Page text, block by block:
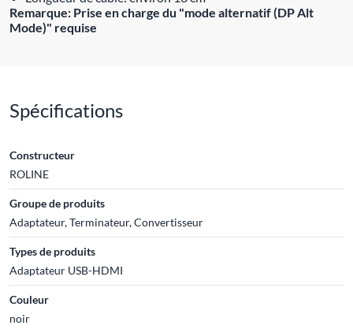
Remarque: Prise en charge du "mode alternatif (DP Alt
Mode)" requise
Spécifications
Constructeur
ROLINE
Groupe de produits
Adaptateur, Terminateur, Convertisseur
Types de produits
Adaptateur USB-HDMI
Couleur
noir